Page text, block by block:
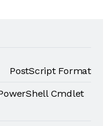
PostScript Format
Cmdlet